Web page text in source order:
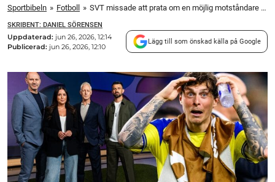
Sportbibeln » Fotboll » SVT missade att prata om en möjlig motståndare för Sverige i VM
SKRIBENT: DANIEL SÖRENSEN
Uppdaterad: jun 26, 2026, 12:14
Publicerad: jun 26, 2026, 12:10
Lägg till som önskad källa på Google